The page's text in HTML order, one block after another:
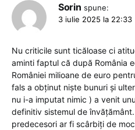
Sorin spune:
3 iulie 2025 la 22:33
Nu criticile sunt ticăloase ci
aminti faptul că după România
României milioane de euro
fals a obținut niște bunuri și
nu i-a imputat nimic ) a venit
definitiv sistemul de
predecesori ar fi scârbiți de